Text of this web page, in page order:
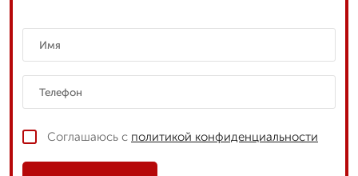
Соглашаюсь с политикой конфиденциальности